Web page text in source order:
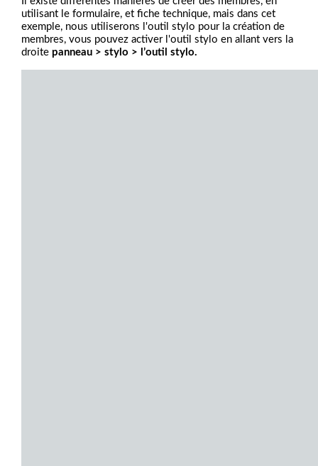
utilisant le formulaire, et fiche technique, mais dans cet
exemple, nous utiliserons l'outil stylo pour la création de
membres, vous pouvez activer l'outil stylo en allant vers la
droite panneau > stylo > l’outil stylo.